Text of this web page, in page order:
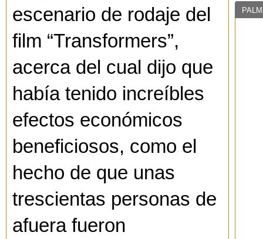
escenario de rodaje del
film “Transformers”,
acerca del cual dijo que
había tenido increíbles
efectos económicos
beneficiosos, como el
hecho de que unas
trescientas personas de
afuera fueron